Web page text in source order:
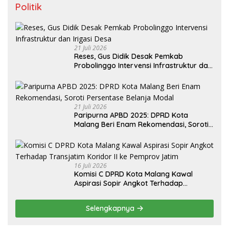
Politik
21 Juli 2026
Reses, Gus Didik Desak Pemkab
Probolinggo Intervensi Infrastruktur dan
21 Juli 2026
Paripurna APBD 2025: DPRD Kota
Malang Beri Enam Rekomendasi, Soroti
16 Juli 2026
Komisi C DPRD Kota Malang Kawal
Aspirasi Sopir Angkot Terhadap
Selengkapnya